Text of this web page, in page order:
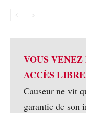
VOUS
ACCÈS
Causeur ne vit
garantie de son